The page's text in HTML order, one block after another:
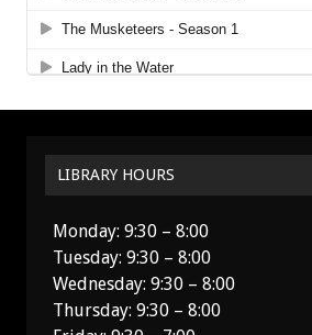
LIBRARY HOURS
Monday: 9:30 – 8:00
Tuesday: 9:30 – 8:00
Wednesday: 9:30 – 8:00
Thursday: 9:30 – 8:00